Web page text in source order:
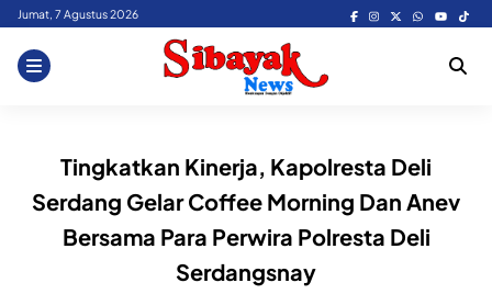
Skip
content
Jumat, 7 Agustus 2026
Tingkatkan Kinerja, Kapolresta Deli
Serdang Gelar Coffee Morning Dan Anev
Bersama Para Perwira Polresta Deli
Serdangsnay